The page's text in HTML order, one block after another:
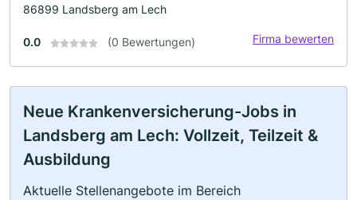
86899 Landsberg am Lech
0.0 (0 Bewertungen) Firma bewerten
Neue Krankenversicherung-Jobs in
Landsberg am Lech: Vollzeit, Teilzeit &
Ausbildung
Aktuelle Stellenangebote im Bereich